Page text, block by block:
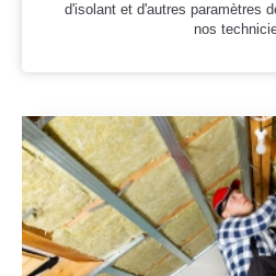
d'isolant et d'autres paramètres
nos